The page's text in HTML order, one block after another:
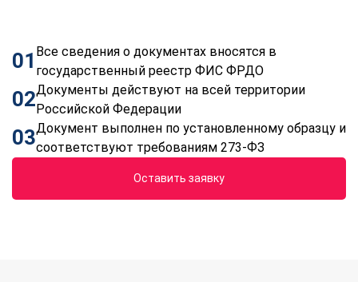
01 Все сведения о документах вносятся в
государственный реестр ФИС ФРДО
02Документы действуют на всей территории
Российской Федерации
03Документ выполнен по установленному образцу и
соответствуют требованиям 273-ФЗ
Оставить заявку